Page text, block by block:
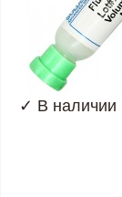
✓ В наличии